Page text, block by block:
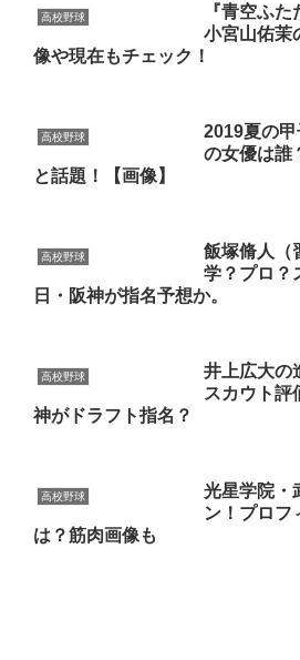
高校野球
『青空ふ
小宮山佑茉
像や現在もチェック！
高校野球
2019夏の
の女優は誰
と話題！【画像】
高校野球
飯塚脩人（
学？プロ？
日・阪神が指名予想か。
高校野球
井上広大の
スカウト評
神がドラフト指名？
高校野球
光星学院・
ン！プロフ
は？筋肉画像も